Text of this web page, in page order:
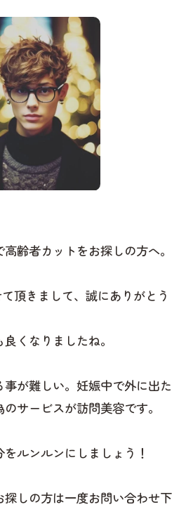
高齢者カットをお探しの方へ。
頂きまして、誠にありがとう
くなりましたね。
が難しい。妊娠中で外に出た
サービスが訪問美容です。
ルンルンにしましょう！
しの方は一度お問い合わせ下